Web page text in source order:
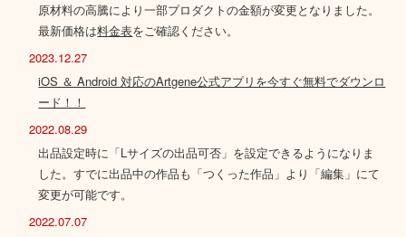
原材料の高騰により一部プロダクトの金額が変更となりました。
最新価格は料金表をご確認ください。
2023.12.27
iOS ＆ Android 対応のArtgene公式アプリを今すぐ無料でダウンロ
ード！！
2022.08.29
出品設定時に「Lサイズの出品可否」を設定できるようになりま
した。すでに出品中の作品も「つくった作品」より「編集」にて
変更が可能です。
2022.07.07